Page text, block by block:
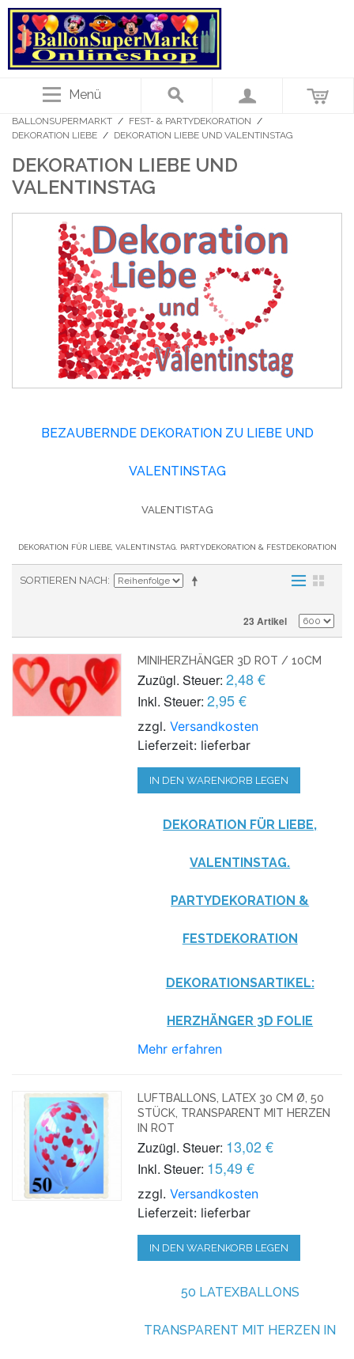
Menü
BALLONSUPERMARKT / FEST- & PARTYDEKORATION /
DEKORATION LIEBE / DEKORATION LIEBE UND VALENTINSTAG
DEKORATION LIEBE UND
VALENTINSTAG
BEZAUBERNDE DEKORATION ZU LIEBE UND
VALENTINSTAG
VALENTISTAG
DEKORATION FÜR LIEBE, VALENTINSTAG. PARTYDEKORATION & FESTDEKORATION
SORTIEREN NACH
23 Artikel
MINIHERZHÄNGER 3D ROT / 10CM
Zuzügl. Steuer: 2,48 €
Inkl. Steuer: 2,95 €
zzgl.Versandkosten
Lieferzeit: lieferbar
IN DEN WARENKORB LEGEN
DEKORATION FÜR LIEBE,
VALENTINSTAG.
PARTYDEKORATION &
FESTDEKORATION
DEKORATIONSARTIKEL:
HERZHÄNGER 3D FOLIE
Mehr erfahren
LUFTBALLONS, LATEX 30 CM Ø, 50
STÜCK, TRANSPARENT MIT HERZEN
IN ROT
Zuzügl. Steuer: 13,02 €
Inkl. Steuer: 15,49 €
zzgl.Versandkosten
Lieferzeit: lieferbar
IN DEN WARENKORB LEGEN
50 LATEXBALLONS
TRANSPARENT MIT HERZEN IN